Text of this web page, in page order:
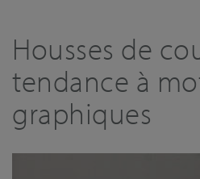
Housses de
tendance à
graphiques